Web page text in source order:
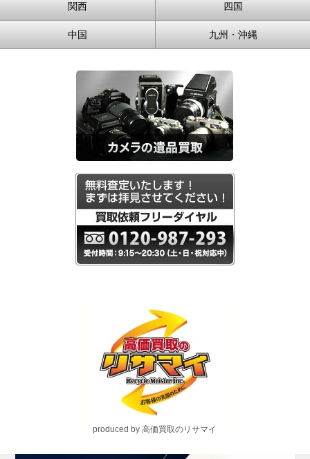
関西 四国
中国 九州・沖縄
produced by 高価買取のリサマイ